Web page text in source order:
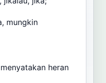
mungkin
heran